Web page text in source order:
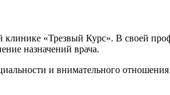
«Трезвый Курс». В своей
назначений врача.
и внимательного